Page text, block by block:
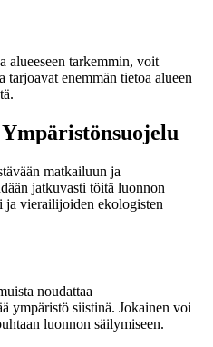
alueeseen tarkemmin, voit
enemmän tietoa alueen
matkailuun ja
jatkuvasti töitä luonnon
ja vierailijoiden ekologisten
noudattaa
ympäristö siistinä. Jokainen voi
luonnon säilymiseen.